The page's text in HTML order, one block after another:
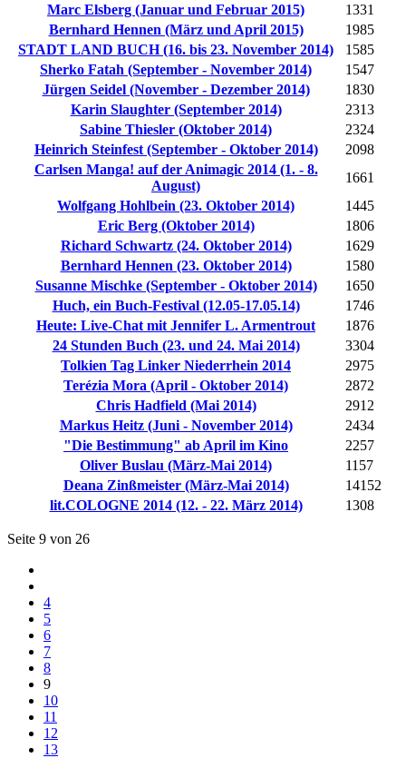
Marc Elsberg (Januar und Februar 2015)
1331
Bernhard Hennen (März und April 2015)
1985
STADT LAND BUCH (16. bis 23. November 2014)
1585
Sherko Fatah (September - November 2014)
1547
Jürgen Seidel (November - Dezember 2014)
1830
Karin Slaughter (September 2014)
2313
Sabine Thiesler (Oktober 2014)
2324
Heinrich Steinfest (September - Oktober 2014)
2098
Carlsen Manga! auf der Animagic 2014 (1. - 8.
August)
1661
Wolfgang Hohlbein (23. Oktober 2014)
1445
Eric Berg (Oktober 2014)
1806
Richard Schwartz (24. Oktober 2014)
1629
Bernhard Hennen (23. Oktober 2014)
1580
Susanne Mischke (September - Oktober 2014)
1650
Huch, ein Buch-Festival (12.05-17.05.14)
1746
Heute: Live-Chat mit Jennifer L. Armentrout
1876
24 Stunden Buch (23. und 24. Mai 2014)
3304
Tolkien Tag Linker Niederrhein 2014
2975
Terézia Mora (April - Oktober 2014)
2872
Chris Hadfield (Mai 2014)
2912
Markus Heitz (Juni - November 2014)
2434
"Die Bestimmung" ab April im Kino
2257
Oliver Buslau (März-Mai 2014)
1157
Deana Zinßmeister (März-Mai 2014)
14152
lit.COLOGNE 2014 (12. - 22. März 2014)
1308
Seite 9 von 26
4
5
6
7
8
9
10
11
12
13